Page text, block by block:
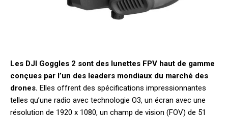
Les DJI Goggles 2 sont des lunettes FPV haut de gamme
conçues par l’un des leaders mondiaux du marché des
drones. Elles offrent des spécifications impressionnantes
telles qu’une radio avec technologie O3, un écran avec une
résolution de 1920 x 1080, un champ de vision (FOV) de 51